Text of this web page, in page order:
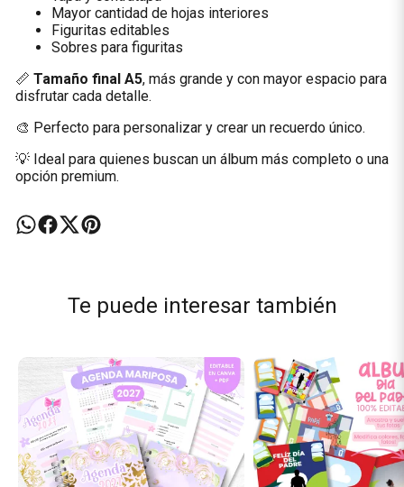
Mayor cantidad de hojas interiores
Figuritas editables
Sobres para figuritas
📏 Tamaño final A5, más grande y con mayor espacio para
disfrutar cada detalle.
🎨 Perfecto para personalizar y crear un recuerdo único.
💡 Ideal para quienes buscan un álbum más completo o una
opción premium.
Te puede interesar también